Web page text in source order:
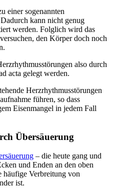
einer sogenannten
kann nicht genug
werden. Folglich wird das
den Körper doch noch
also durch
acta gelegt werden.
Herzrhythmusstörungen
führen, so dass
Eisenmangel in jedem Fall
Übersäuerung
– die heute gang und
und Enden an den oben
häufige Verbreitung von
ist.